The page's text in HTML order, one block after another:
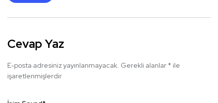
Cevap Yaz
E-posta adresiniz yayınlanmayacak. Gerekli alanlar * ile
işaretlenmişlerdir